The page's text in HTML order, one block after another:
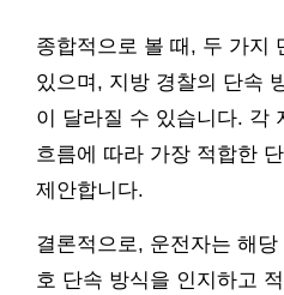
종합적으로 볼 때, 두 가지
있으며, 지방 경찰의 단속
이 달라질 수 있습니다. 각
흐름에 따라 가장 적합한
제안합니다.
결론적으로, 운전자는 해
호 단속 방식을 인지하고